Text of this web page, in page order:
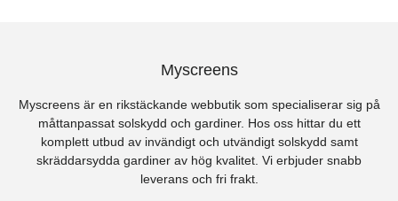
Myscreens
Myscreens är en rikstäckande webbutik som specialiserar sig på
måttanpassat solskydd och gardiner. Hos oss hittar du ett
komplett utbud av invändigt och utvändigt solskydd samt
skräddarsydda gardiner av hög kvalitet. Vi erbjuder snabb
leverans och fri frakt.